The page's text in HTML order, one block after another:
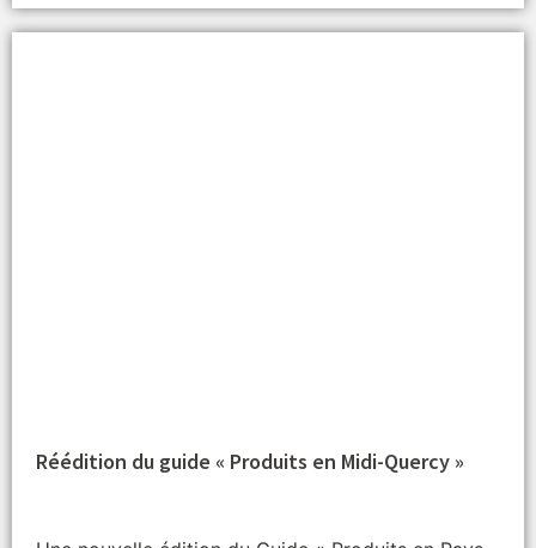
Réédition du guide « Produits en Midi-Quercy »